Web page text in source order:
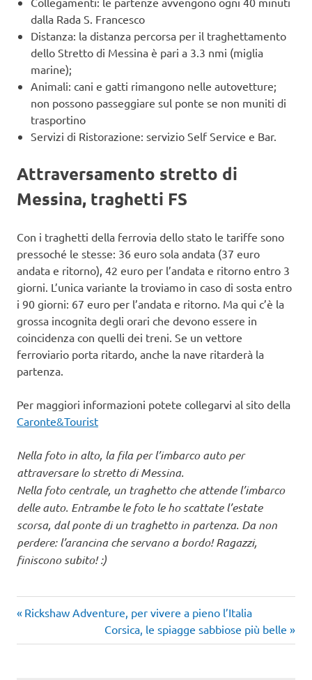
dalla Rada S. Francesco
Distanza: la distanza percorsa per il traghettamento
dello Stretto di Messina è pari a 3.3 nmi (miglia
marine);
Animali: cani e gatti rimangono nelle autovetture;
non possono passeggiare sul ponte se non muniti di
trasportino
Servizi di Ristorazione: servizio Self Service e Bar.
Attraversamento stretto di
Messina, traghetti FS
Con i traghetti della ferrovia dello stato le tariffe sono
pressoché le stesse: 36 euro sola andata (37 euro
andata e ritorno), 42 euro per l’andata e ritorno entro 3
giorni. L’unica variante la troviamo in caso di sosta entro
i 90 giorni: 67 euro per l’andata e ritorno. Ma qui c’è la
grossa incognita degli orari che devono essere in
coincidenza con quelli dei treni. Se un vettore
ferroviario porta ritardo, anche la nave ritarderà la
partenza.
Per maggiori informazioni potete collegarvi al sito della
Caronte&Tourist
Nella foto in alto, la fila per l’imbarco auto per
attraversare lo stretto di Messina.
Nella foto centrale, un traghetto che attende l’imbarco
delle auto. Entrambe le foto le ho scattate l’estate
scorsa, dal ponte di un traghetto in partenza. Da non
perdere: l’arancina che servano a bordo! Ragazzi,
finiscono subito! :)
Navigazione
articoli
Articolo
Rickshaw Adventure, per vivere a pieno l’Italia
Articolo
successivo:
Corsica, le spiagge sabbiose più belle